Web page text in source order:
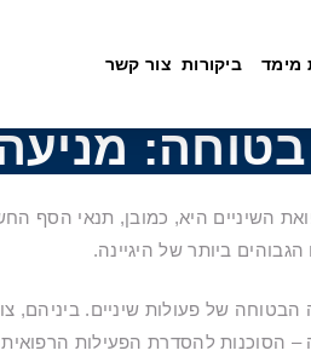
מימד ביקורות צור קשר
בטוחה:
היא, כמובן, תנאי הסף
ביותר של היגיינה.
של פעולות שיניים.
זה – הסוכנות להסדרת הפעילות